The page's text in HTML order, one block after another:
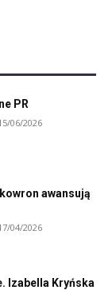
PR
06/2026
awansują
04/2026
Izabella Kryńska